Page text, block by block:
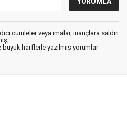
cümleler veya imalar, inançlara saldırı
harflerle yazılmış yorumlar